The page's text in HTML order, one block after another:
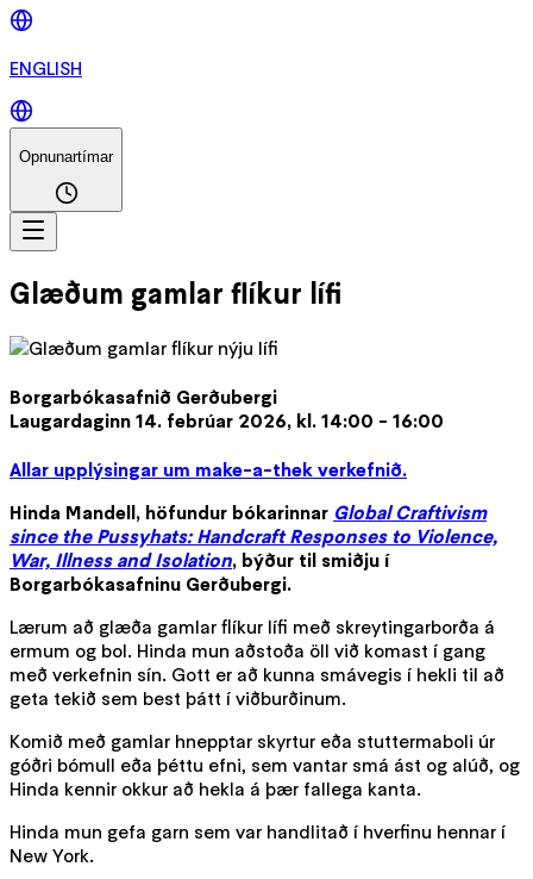
ENGLISH
Opnunartímar
Glæðum gamlar flíkur lífi
Borgarbókasafnið Gerðubergi
Laugardaginn 14. febrúar 2026, kl. 14:00 - 16:00
Allar upplýsingar um make-a-thek verkefnið.
Hinda Mandell, höfundur bókarinnar Global Craftivism
since the Pussyhats: Handcraft Responses to Violence,
War, Illness and Isolation, býður til smiðju í
Borgarbókasafninu Gerðubergi.
Lærum að glæða gamlar flíkur lífi með skreytingarborða á
ermum og bol. Hinda mun aðstoða öll við komast í gang
með verkefnin sín. Gott er að kunna smávegis í hekli til að
geta tekið sem best þátt í viðburðinum.
Komið með gamlar hnepptar skyrtur eða stuttermaboli úr
góðri bómull eða þéttu efni, sem vantar smá ást og alúð, og
Hinda kennir okkur að hekla á þær fallega kanta.
Hinda mun gefa garn sem var handlitað í hverfinu hennar í
New York.